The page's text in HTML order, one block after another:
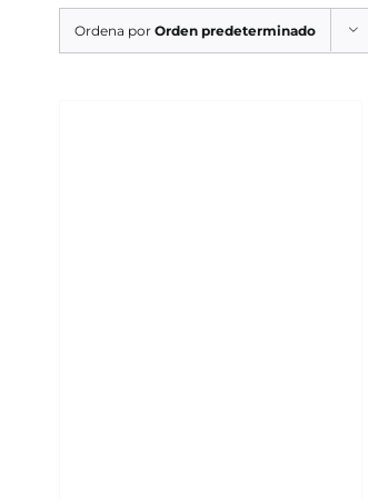
Ordena porOrden predeterminado